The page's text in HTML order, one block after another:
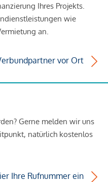
Ihres Projekts.
wie
an.
vor Ort
Gerne melden wir uns
natürlich kostenlos
Ihre Rufnummer ein